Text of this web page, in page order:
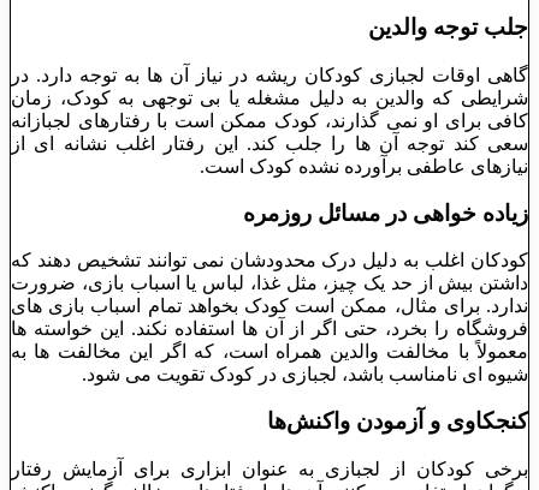
جلب توجه والدین
گاهی اوقات لجبازی کودکان ریشه در نیاز آن ‌ها به توجه دارد. در
شرایطی که والدین به دلیل مشغله یا بی‌ توجهی به کودک، زمان
کافی برای او نمی ‌گذارند، کودک ممکن است با رفتارهای لجبازانه
سعی کند توجه آن‌ ها را جلب کند. این رفتار اغلب نشانه ‌ای از
نیازهای عاطفی برآورده ‌نشده کودک است.
زیاده‌ خواهی در مسائل روزمره
کودکان اغلب به دلیل درک محدودشان نمی ‌توانند تشخیص دهند که
داشتن بیش از حد یک چیز، مثل غذا، لباس یا اسباب ‌بازی، ضرورت
ندارد. برای مثال، ممکن است کودک بخواهد تمام اسباب ‌بازی‌ های
فروشگاه را بخرد، حتی اگر از آن ‌ها استفاده نکند. این خواسته ‌ها
معمولاً با مخالفت والدین همراه است، که اگر این مخالفت‌ ها به
شیوه ‌ای نامناسب باشد، لجبازی در کودک تقویت می ‌شود.
کنجکاوی و آزمودن واکنش‌ها
برخی کودکان از لجبازی به عنوان ابزاری برای آزمایش رفتار